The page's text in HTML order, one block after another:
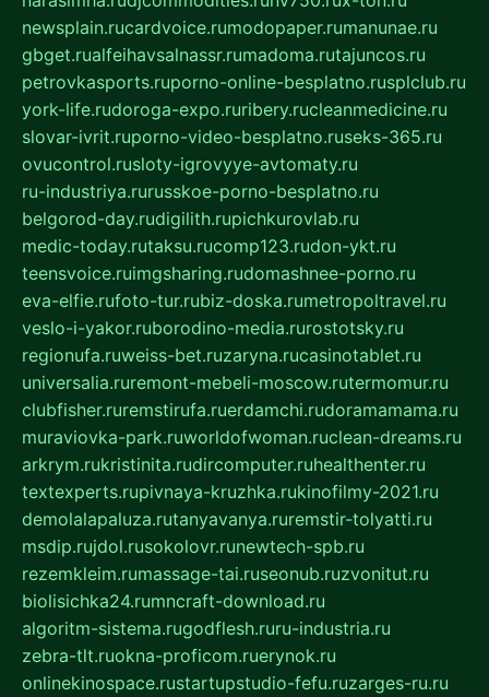
newsplain.rucardvoice.rumodopaper.rumanunae.ru
gbget.rualfeihavsalnassr.rumadoma.rutajuncos.ru
petrovkasports.ruporno-online-besplatno.rusplclub.ru
york-life.rudoroga-expo.ruribery.rucleanmedicine.ru
slovar-ivrit.ruporno-video-besplatno.ruseks-365.ru
ovucontrol.rusloty-igrovyye-avtomaty.ru
ru-industriya.rurusskoe-porno-besplatno.ru
belgorod-day.rudigilith.rupichkurovlab.ru
medic-today.rutaksu.rucomp123.rudon-ykt.ru
teensvoice.ruimgsharing.rudomashnee-porno.ru
eva-elfie.rufoto-tur.rubiz-doska.rumetropoltravel.ru
veslo-i-yakor.ruborodino-media.rurostotsky.ru
regionufa.ruweiss-bet.ruzaryna.rucasinotablet.ru
universalia.ruremont-mebeli-moscow.rutermomur.ru
clubfisher.ruremstirufa.ruerdamchi.rudoramamama.ru
muraviovka-park.ruworldofwoman.ruclean-dreams.ru
arkrym.rukristinita.rudircomputer.ruhealthenter.ru
textexperts.rupivnaya-kruzhka.rukinofilmy-2021.ru
demolalapaluza.rutanyavanya.ruremstir-tolyatti.ru
msdip.rujdol.rusokolovr.runewtech-spb.ru
rezemkleim.rumassage-tai.ruseonub.ruzvonitut.ru
biolisichka24.rumncraft-download.ru
algoritm-sistema.rugodflesh.ruru-industria.ru
zebra-tlt.ruokna-proficom.ruerynok.ru
onlinekinospace.rustartupstudio-fefu.ruzarges-ru.ru